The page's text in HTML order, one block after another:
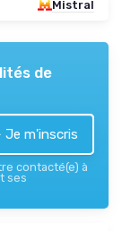
Mistral
de
m'inscris
contacté(e) à
ses